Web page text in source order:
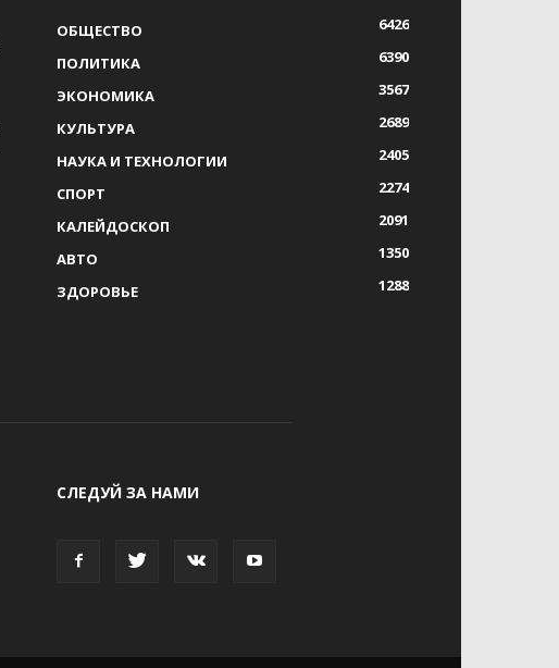
ОБЩЕСТВО
6426
ПОЛИТИКА
6390
ЭКОНОМИКА
3567
КУЛЬТУРА
2689
НАУКА И ТЕХНОЛОГИИ
2405
СПОРТ
2274
КАЛЕЙДОСКОП
2091
АВТО
1350
ЗДОРОВЬЕ
1288
СЛЕДУЙ ЗА НАМИ